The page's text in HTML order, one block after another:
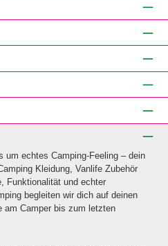
um echtes Camping-Feeling – dein
Kleidung, Vanlife Zubehör
Funktionalität und echter
begleiten wir dich auf deinen
am Camper bis zum letzten